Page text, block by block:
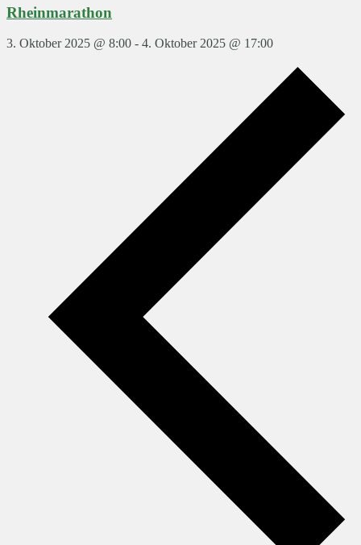
Rheinmarathon
3. Oktober 2025 @ 8:00 - 4. Oktober 2025 @ 17:00